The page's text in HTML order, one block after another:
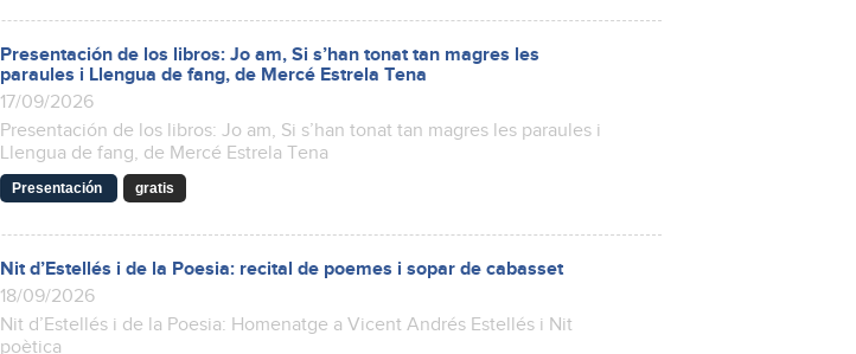
Presentación de los libros: Jo am, Si s’han tonat tan magres les
paraules i Llengua de fang, de Mercé Estrela Tena
17/09/2026
Presentación de los libros: Jo am, Si s’han tonat tan magres les paraules i
Llengua de fang, de Mercé Estrela Tena
Presentación gratis
Nit d’Estellés i de la Poesia: recital de poemes i sopar de cabasset
18/09/2026
Nit d’Estellés i de la Poesia: Homenatge a Vicent Andrés Estellés i Nit
poètica